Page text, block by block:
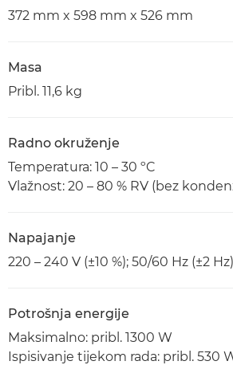
372 mm x 598 mm x 526 mm
Masa
Pribl. 11,6 kg
Radno okruženje
Temperatura: 10 – 30 ºC
Vlažnost: 20 – 80 % RV (bez
Napajanje
220 – 240 V (±10 %); 50/60 Hz (±2 Hz)
Potrošnja energije
Maksimalno: pribl. 1300 W
Ispisivanje tijekom rada: pribl. 530